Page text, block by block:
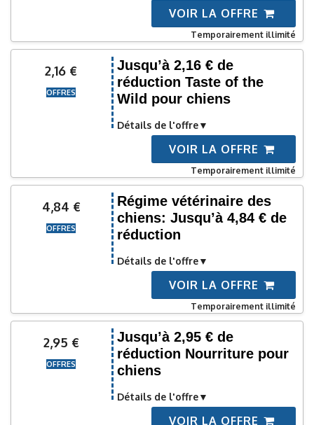
VOIR LA OFFRE
Temporairement illimité
2,16 €
OFFRES
Jusqu’à 2,16 € de
réduction Taste of the
Wild pour chiens
Détails de l'offre
VOIR LA OFFRE
Temporairement illimité
4,84 €
OFFRES
Régime vétérinaire des
chiens: Jusqu’à 4,84 € de
réduction
Détails de l'offre
VOIR LA OFFRE
Temporairement illimité
2,95 €
OFFRES
Jusqu’à 2,95 € de
réduction Nourriture pour
chiens
Détails de l'offre
VOIR LA OFFRE